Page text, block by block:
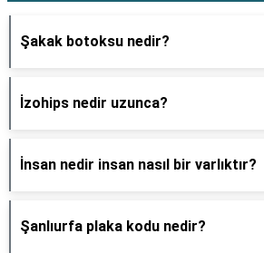
Şakak botoksu nedir?
İzohips nedir uzunca?
İnsan nedir insan nasıl bir varlıktır?
Şanlıurfa plaka kodu nedir?